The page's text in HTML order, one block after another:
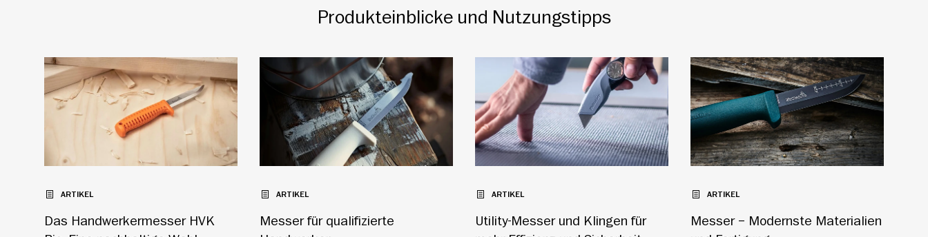
Produkteinblicke und Nutzungstipps
ARTIKEL
Das Handwerkermesser HVK
ARTIKEL
Messer für qualifizierte
ARTIKEL
Utility-Messer und Klingen für
ARTIKEL
Messer – Modernste Materialien